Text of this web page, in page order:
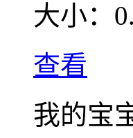
大小：
查看
我的宝